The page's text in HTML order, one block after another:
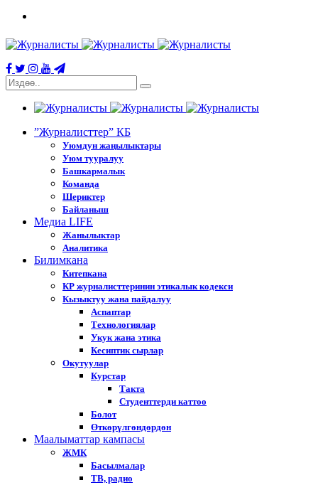
”Журналисттер” КБ
Уюмдун жаңылыктары
Уюм тууралуу
Башкармалык
Команда
Шериктер
Байланыш
Медиа LIFE
Жанылыктар
Аналитика
Билимкана
Китепкана
КР журналисттеринин этикалык кодекси
Кызыктуу жана пайдалуу
Аспаптар
Технологиялар
Укук жана этика
Кесиптик сырлар
Окутуулар
Курстар
Такта
Студенттерди каттоо
Болот
Өткөрүлгөндөрдөн
Маалыматтар кампасы
ЖМК
Басылмалар
ТВ, радио